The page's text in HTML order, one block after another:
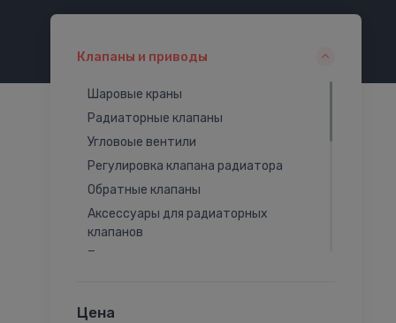
Клапаны и приводы
Шаровые краны
Радиаторные клапаны
Угловоые вентили
Регулировка клапана радиатора
Обратные клапаны
Аксессуары для радиаторных
клапанов
Предохранительные клапаны
Цена